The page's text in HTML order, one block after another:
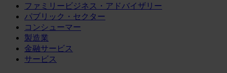
ファミリービジネス・アドバイザリー
パブリック・セクター
コンシューマー
製造業
金融サービス
サービス